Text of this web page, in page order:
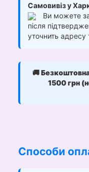
Самовивіз у
Ви можете
після
уточнить адресу
🚚
1500 грн
Способи